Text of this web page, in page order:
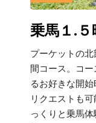
乗馬１.５
プーケットの
間コース。コ
るお好きな開
リクエストも
っくりと乗馬